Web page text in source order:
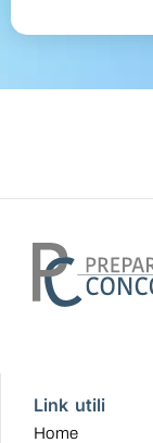
Link utili
Home